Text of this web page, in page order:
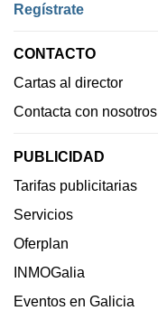
Regístrate
CONTACTO
Cartas al director
Contacta con nosotros
PUBLICIDAD
Tarifas publicitarias
Servicios
Oferplan
INMOGalia
Eventos en Galicia